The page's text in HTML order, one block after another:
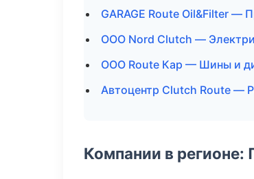
GARAGE Route Oil&Filter —
ООО Nord Clutch —
ООО Route Кар — Шины и
Автоцентр Clutch Route —
Компании в